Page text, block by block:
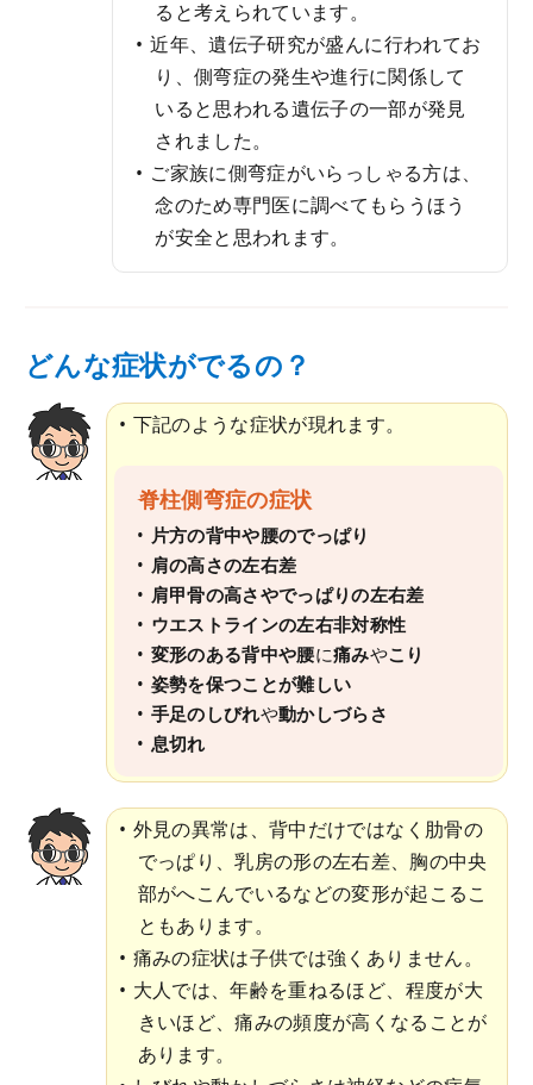
ると考えられています。
近年、遺伝子研究が盛んに行われてお
り、側弯症の発生や進行に関係して
いると思われる遺伝子の一部が発見
されました。
ご家族に側弯症がいらっしゃる方は、
念のため専門医に調べてもらうほう
が安全と思われます。
どんな症状がでるの？
下記のような症状が現れます。
脊柱側弯症の症状
片方の背中や腰のでっぱり
肩の高さの左右差
肩甲骨の高さやでっぱりの左右差
ウエストラインの左右非対称性
変形のある背中や腰に痛みやこり
姿勢を保つことが難しい
手足のしびれや動かしづらさ
息切れ
外見の異常は、背中だけではなく肋骨の
でっぱり、乳房の形の左右差、胸の中央
部がへこんでいるなどの変形が起こるこ
ともあります。
痛みの症状は子供では強くありません。
大人では、年齢を重ねるほど、程度が大
きいほど、痛みの頻度が高くなることが
あります。